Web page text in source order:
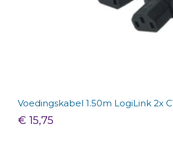
Voedingskabel 1.50m LogiLink 2x
€ 15,75